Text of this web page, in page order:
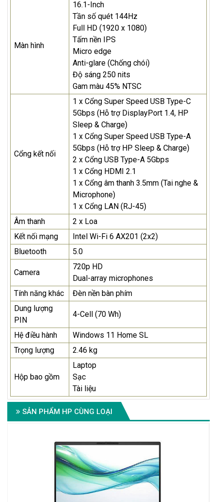
Màn hình
16.1-Inch
Tần số quét 144Hz
Full HD (1920 x 1080)
Tấm nền IPS
Micro edge
Anti-glare (Chống chói)
Độ sáng 250 nits
Gam màu 45% NTSC
Cổng kết nối
1 x Cổng Super Speed USB Type-C
5Gbps (Hỗ trợ DisplayPort 1.4, HP
Sleep & Charge)
1 x Cổng Super Speed USB Type-A
5Gbps (Hỗ trợ HP Sleep & Charge)
2 x Cổng USB Type-A 5Gbps
1 x Cổng HDMI 2.1
1 x Cổng âm thanh 3.5mm (Tai nghe &
Microphone)
1 x Cổng LAN (RJ-45)
Âm thanh
2 x Loa
Kết nối mạng
Intel Wi-Fi 6 AX201 (2x2)
Bluetooth
5.0
Camera
720p HD
Dual-array microphones
Tính năng khác
Đèn nền bàn phím
Dung lượng
PIN
4-Cell (70 Wh)
Hệ điều hành
Windows 11 Home SL
Trọng lượng
2.46 kg
Hộp bao gồm
Laptop
Sạc
Tài liệu
SẢN PHẨM HP CÙNG LOẠI